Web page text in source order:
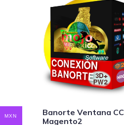
Banorte Ventana CC
Magento2
MXN